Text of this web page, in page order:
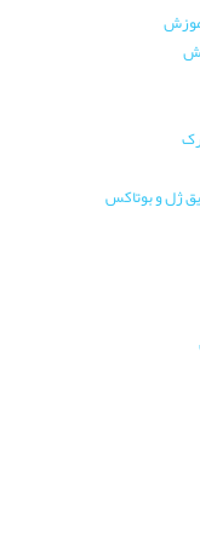
ژل و بوتاکس